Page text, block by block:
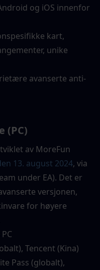
og iOS innenfor
kart,
unike
avanserte anti-
(PC)
av MoreFun
13. august 2024, via
under EA). Det er
versjonen,
for høyere
Tencent (Kina)
Pass (globalt),